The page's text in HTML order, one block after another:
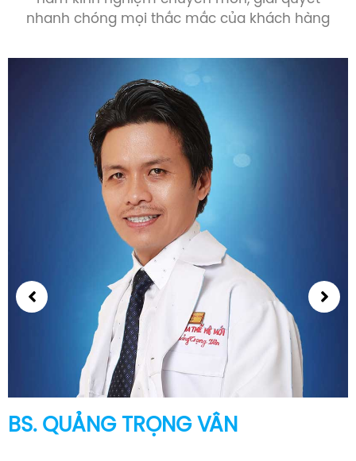
nhanh chóng mọi thắc mắc của khách hàng
BS. NGUYỄN HUỲNH TRÂN
Bác sĩ Răng Hàm Mặt (1993 -1999)